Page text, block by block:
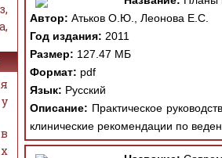
Автор: Атьков О.Ю., Леонова Е.С.
Год издания: 2011
Размер: 127.47 МБ
Формат: pdf
Язык: Русский
Описание: Практическое
клинические рекомендации по